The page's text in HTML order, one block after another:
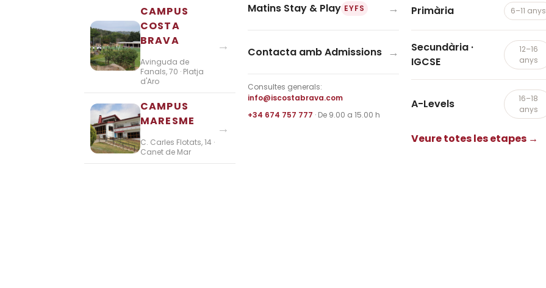
CAMPUS
COSTA
BRAVA
Avinguda de
Fanals, 70 · Platja
d'Aro
→
CAMPUS
MARESME
C. Carles Flotats, 14 ·
Canet de Mar
→
Matins Stay & Play EYFS →
Contacta amb Admissions →
Consultes generals:
info@iscostabrava.com
+34 674 757 777 · De 9.00 a 15.00 h
Primària 6–11 anys
Secundària ·
IGCSE
12–16
anys
A-Levels
16–18
anys
Veure totes les etapes →